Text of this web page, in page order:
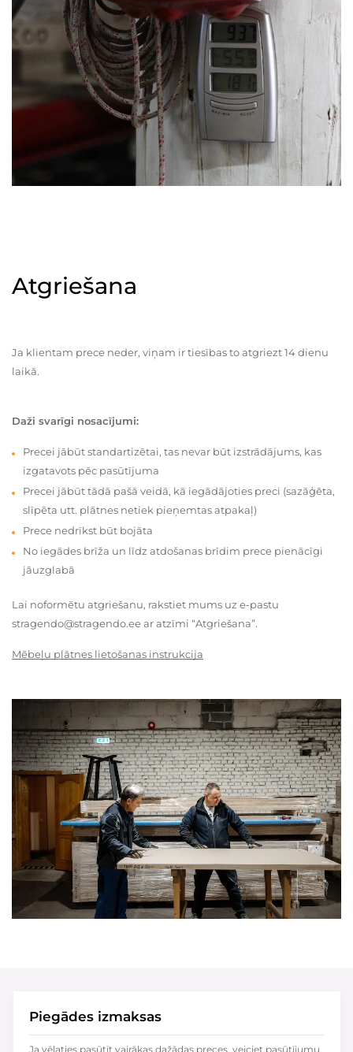
Atgriešana
Ja klientam prece neder, viņam ir tiesības to atgriezt 14 dienu
laikā.
Daži svarīgi nosacījumi:
Precei jābūt standartizētai, tas nevar būt izstrādājums, kas
izgatavots pēc pasūtījuma
Precei jābūt tādā pašā veidā, kā iegādājoties preci (sazāģēta,
slīpēta utt. plātnes netiek pieņemtas atpakaļ)
Prece nedrīkst būt bojāta
No iegādes brīža un līdz atdošanas brīdim prece pienācīgi
jāuzglabā
Lai noformētu atgriešanu, rakstiet mums uz e-pastu
stragendo@stragendo.ee ar atzīmi “Atgriešana”.
Mēbeļu plātnes lietošanas instrukcija
Piegādes izmaksas
Ja vēlaties pasūtīt vairākas dažādas preces, veiciet pasūtījumu,